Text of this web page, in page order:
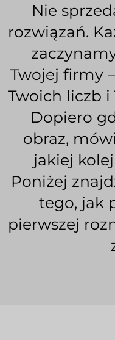
Nie
rozwiązań.
Twojej firmy
Twoich liczb
Dopiero
obraz,
jakiej
Poniżej
tego, jak
pierwszej